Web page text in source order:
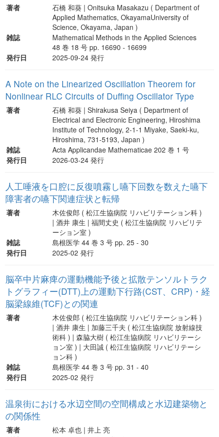
著者
石橋 和葵 | Onitsuka Masakazu ( Department of
Applied Mathematics, OkayamaUniversity of
Science, Okayama, Japan )
雑誌
Mathematical Methods in the Applied Sciences
48 巻 18 号 pp. 16690 - 16699
発行日
2025-09-24 発行
A Note on the Linearized Oscillation Theorem for
Nonlinear RLC Circuits of Duffing Oscillator Type
著者
石橋 和葵 | Shirakusa Seiya ( Department of
Electrical and Electronic Engineering, Hiroshima
Institute of Technology, 2-1-1 Miyake, Saeki-ku,
Hiroshima, 731-5193, Japan )
雑誌
Acta Applicandae Mathematicae 202 巻 1 号
発行日
2026-03-24 発行
人工唾液を口腔に反復噴霧し嚥下回数を数えた嚥下
障害者の嚥下関連症状と転帰
著者
木佐俊郎 ( 松江生協病院 リハビリテーション科 )
| 酒井 康生 | 福間丈史 ( 松江生協病院 リハビリテ
ーション室 )
雑誌
島根医学 44 巻 3 号 pp. 25 - 30
発行日
2025-02 発行
脳卒中片麻痺の運動機能予後と拡散テンソルトラク
トグラフィー(DTT)上の運動下行路(CST、CRP)・経
脳梁線維(TCF)との関連
著者
木佐俊郎 ( 松江生協病院 リハビリテーション科 )
| 酒井 康生 | 加藤三千夫 ( 松江生協病院 放射線技
術科 ) | 森脇大樹 ( 松江生協病院 リハビリテーシ
ョン室 ) | 大田誠 ( 松江生協病院 リハビリテーシ
ョン科 )
雑誌
島根医学 44 巻 3 号 pp. 31 - 40
発行日
2025-02 発行
温泉街における水辺空間の空間構成と水辺建築物と
の関係性
著者
松本 卓也 | 井上 亮